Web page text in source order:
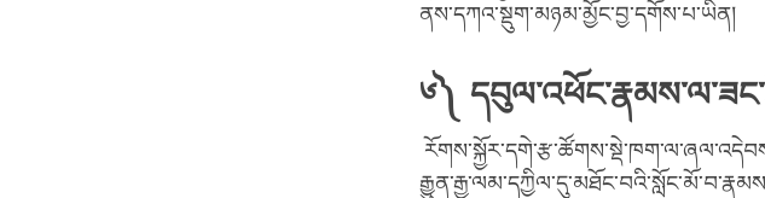
ནས་དཀའ་སྡུག་མཉམ་མྱོང་བྱ་དགོས་པ་ཡིན།
༦༽